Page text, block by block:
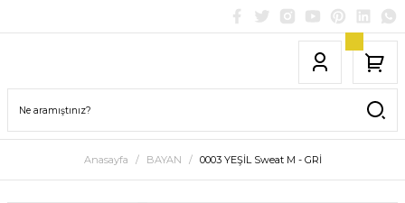
Anasayfa BAYAN 0003 YEŞİL Sweat M - GRİ